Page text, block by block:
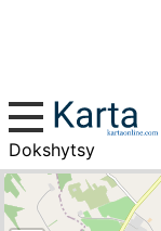
Dokshytsy